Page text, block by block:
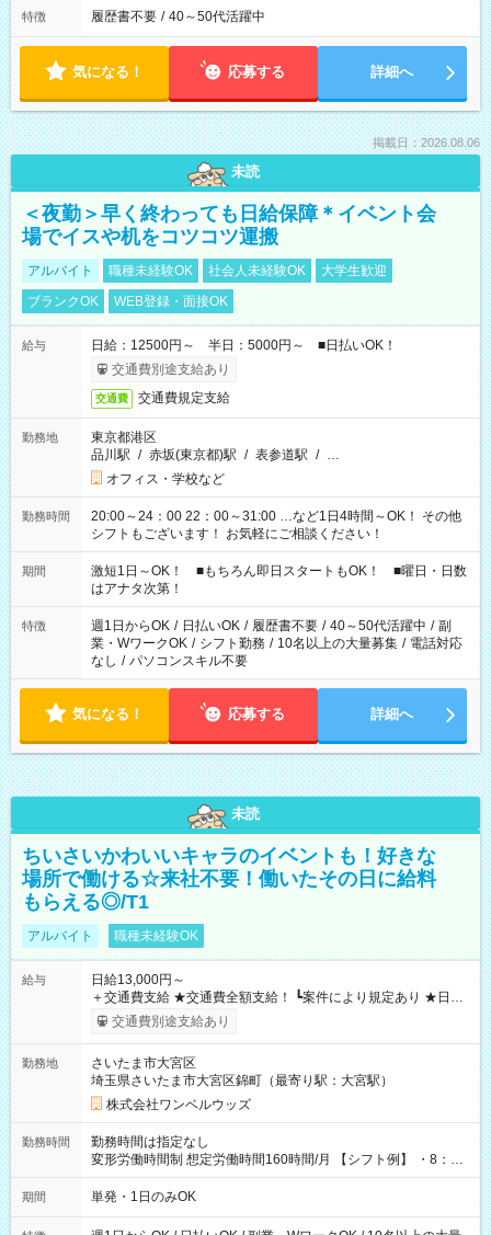
特徴 履歴書不要 / 40～50代活躍中
気になる！ 応募する 詳細へ
掲載日：2026.08.06
未読
＜夜勤＞早く終わっても日給保障＊イベント会
場でイスや机をコツコツ運搬
アルバイト 職種未経験OK 社会人未経験OK
大学生歓迎
ブランクOK
WEB登録・面接OK
給与
日給：12500円～ 半日：5000円～ ■日払いOK！
交通費別途支給あり
交通費 交通費規定支給
勤務地
東京都港区
品川駅 / 赤坂(東京都)駅 / 表参道駅 / …
オフィス・学校など
勤務時間
20:00～24：00 22：00～31:00 …など1日4時間～OK！ その他
シフトもございます！ お気軽にご相談ください！
期間
激短1日～OK！ ■もちろん即日スタートもOK！ ■曜日・日数
はアナタ次第！
特徴 週1日からOK / 日払いOK / 履歴書不要 / 40～50代活躍中 / 副
業・WワークOK / シフト勤務 / 10名以上の大量募集 / 電話対応
なし / パソコンスキル不要
気になる！ 応募する 詳細へ
未読
ちいさいかわいいキャラのイベントも！好きな
場所で働ける☆来社不要！働いたその日に給料
もらえる◎/T1
アルバイト 職種未経験OK
給与
日給13,000円～
＋交通費支給 ★交通費全額支給！ ┗案件により規定あり ★日払
いOK！（規定あり） ┗働いたその日に現金GET♪ お仕事後はコ
ンビニATMから 日払い分を引き落とせます！ 【試用期間】試
交通費別途支給あり
勤務地
さいたま市大宮区
埼玉県さいたま市大宮区錦町（最寄り駅：大宮駅）
株式会社ワンベルウッズ
勤務時間
勤務時間は指定なし
変形労働時間制 想定労働時間160時間/月 【シフト例】 ・8：00
～21：00
期間 単発・1日のみOK